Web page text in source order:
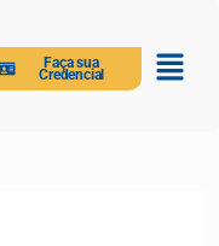
Faça sua
Credencial